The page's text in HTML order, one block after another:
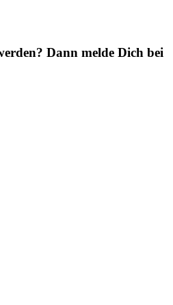
Dann melde Dich bei